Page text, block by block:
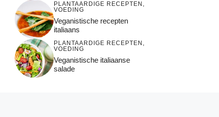
PLANTAARDIGE RECEPTEN ,
VOEDING
Veganistische recepten
italiaans
PLANTAARDIGE RECEPTEN ,
VOEDING
Veganistische italiaanse
salade